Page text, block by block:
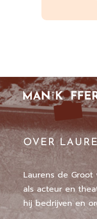
OVER
Laurens de
als acteur en
hij bedrijven en